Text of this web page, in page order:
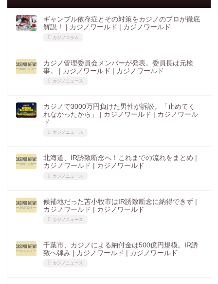
ギャンブル依存症とその対策をカジノのプロが徹底
解説！ | カジノワールド | カジノワールド
カジノコラム
カジノ管理委員会メンバーが発表。委員長は元検
事。 | カジノワールド | カジノワールド
カジノニュース
カジノで3000万円負けた男性が訴訟。「止めてく
れなかったから」 | カジノワールド | カジノワール
ド
カジノニュース
北海道、IR誘致断念へ！これまでの流れをまとめ |
カジノワールド | カジノワールド
カジノニュース
候補地だった苫小牧市はIR誘致断念に納得できず |
カジノワールド | カジノワールド
カジノニュース
千葉市、カジノによる納付金は500億円規模。IR誘
致へ弾み | カジノワールド | カジノワールド
カジノニュース